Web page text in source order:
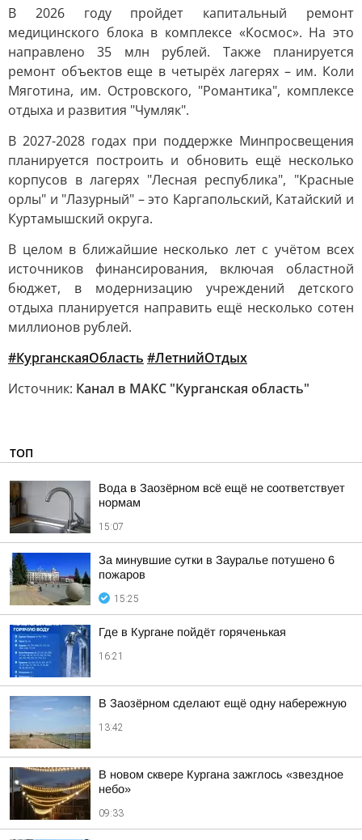
В 2026 году пройдет капитальный ремонт
медицинского блока в комплексе «Космос». На это
направлено 35 млн рублей. Также планируется
ремонт объектов еще в четырёх лагерях – им. Коли
Мяготина, им. Островского, "Романтика", комплексе
отдыха и развития "Чумляк".
В 2027-2028 годах при поддержке Минпросвещения
планируется построить и обновить ещё несколько
корпусов в лагерях "Лесная республика", "Красные
орлы" и "Лазурный" – это Каргапольский, Катайский и
Куртамышский округа.
В целом в ближайшие несколько лет с учётом всех
источников финансирования, включая областной
бюджет, в модернизацию учреждений детского
отдыха планируется направить ещё несколько сотен
миллионов рублей.
#КурганскаяОбласть #ЛетнийОтдых
Источник: Канал в МАКС "Курганская область"
ТОП
Вода в Заозёрном всё ещё не соответствует
нормам
15:07
За минувшие сутки в Зауралье потушено 6
пожаров
15:25
Где в Кургане пойдёт горяченькая
16:21
В Заозёрном сделают ещё одну набережную
13:42
В новом сквере Кургана зажглось «звездное
небо»
09:33